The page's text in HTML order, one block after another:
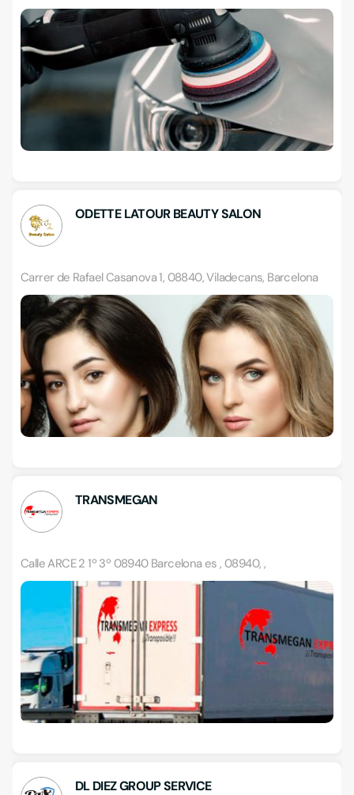
ODETTE LATOUR BEAUTY SALON
Carrer de Rafael Casanova 1, 08840, Viladecans, Barcelona
TRANSMEGAN
Calle ARCE 2 1º 3º 08940 Barcelona es , 08940, ,
DL DIEZ GROUP SERVICE